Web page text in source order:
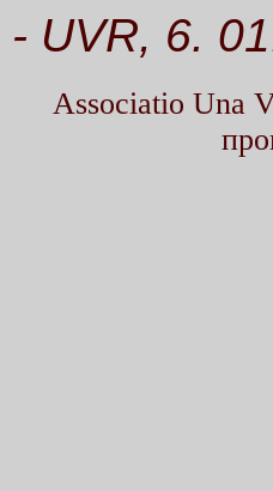
- UVR, 6.
Associatio Una